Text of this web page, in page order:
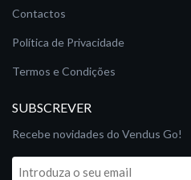
Contactos
Política de Privacidade
Termos e Condições
SUBSCREVER
Recebe novidades do Vendus Go!